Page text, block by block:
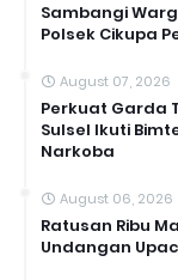
Sambangi
Polsek Cikupa
August 07, 2026
Perkuat Garda
Sulsel Ikuti
Narkoba
August 06, 2026
Ratusan Ribu
Undangan